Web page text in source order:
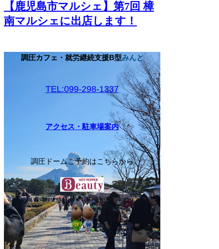
【鹿児島市マルシェ】第7回 樟
南マルシェに出店します！
調圧カフェ・就労継続支援B型みんと
TEL:099-298-1337
アクセス・駐車場案内
​調圧ドームご予約はこちらから